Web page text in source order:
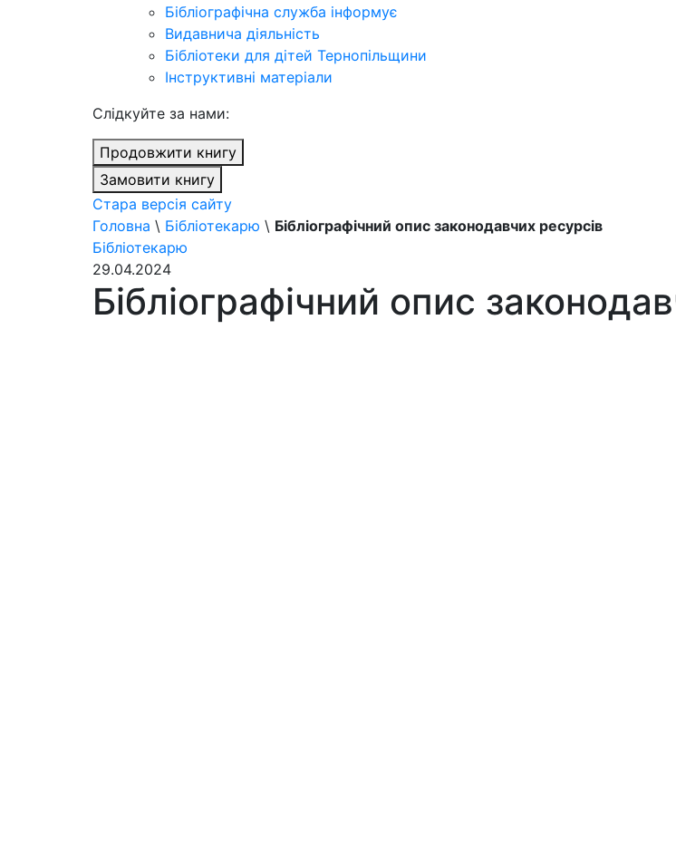
Бібліографічна служба інформує
Видавнича діяльність
Бібліотеки для дітей Тернопільщини
Інструктивні матеріали
Cлідкуйте за нами:
Продовжити книгу
Замовити книгу
Стара версія сайту
Головна \ Бібліотекарю \ Бібліографічний опис законодавчих ресурсів
Бібліотекарю
29.04.2024
Бібліографічний опис